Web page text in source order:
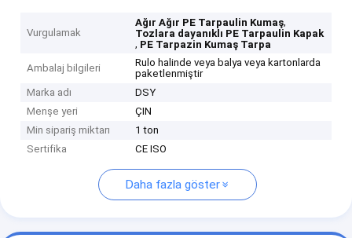
Vurgulamak
Ağır Ağır PE Tarpaulin Kumaş,
Tozlara dayanıklı PE Tarpaulin Kapak
, PE Tarpazin Kumaş Tarpa
Ambalaj bilgileri
Rulo halinde veya balya veya kartonlarda
paketlenmiştir
Marka adı
DSY
Menşe yeri
ÇIN
Min sipariş miktarı
1 ton
Sertifika
CE ISO
Daha fazla göster